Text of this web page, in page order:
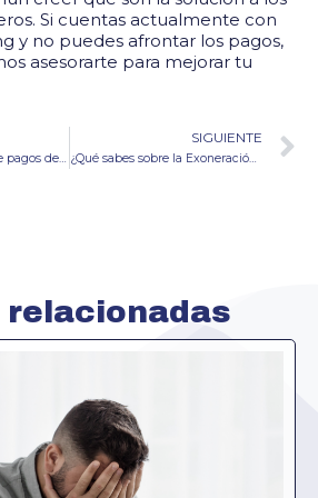
Si cuentas actualmente con
y no puedes afrontar los pagos,
asesorarte para mejorar tu
Cambios en el plan de pagos de la Ley de Segunda Oportunidad
SIGUIENTE
¿Qué sabes sobre la Exoneración del Pasivo Insatisfecho (EPI)?
relacionadas